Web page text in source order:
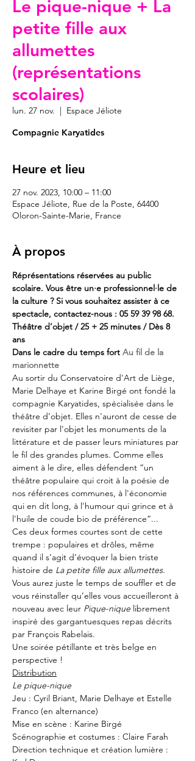
Le pique-nique + La
petite fille aux
allumettes
(représentations
scolaires)
lun. 27 nov.
  |
Espace Jéliote
Compagnie Karyatides
Heure et lieu
27 nov. 2023, 10:00 – 11:00
Espace Jéliote, Rue de la Poste, 64400
Oloron-Sainte-Marie, France
À propos
Réprésentations réservées au public
scolaire. Vous être un·e professionnel·le de
la culture ? Si vous souhaitez assister à ce
spectacle, contactez-nous : 05 59 39 98 68.
Théâtre d’objet / 25 + 25 minutes / Dès 8
ans
Dans le cadre du temps fort Au fil de la
marionnette
Au sortir du Conservatoire d'Art de Liège,
Marie Delhaye et Karine Birgé ont fondé la
compagnie Karyatides, spécialisée dans le
théâtre d’objet. Elles n'auront de cesse de
revisiter par l'objet les monuments de la
littérature et de passer leurs miniatures par
le fil des grandes plumes. Comme elles
aiment à le dire, elles défendent “un
théâtre populaire qui croit à la poésie de
nos références communes, à l'économie
qui en dit long, à l'humour qui grince et à
l'huile de coude bio de préférence”...
Ces deux formes courtes sont de cette
trempe : populaires et drôles, même
quand il s’agit d’évoquer la bien triste
histoire de La petite fille aux allumettes.
Vous aurez juste le temps de souffler et de
vous réinstaller qu’elles vous accueilleront à
nouveau avec leur Pique-nique librement
inspiré des gargantuesques repas décrits
par François Rabelais.
Une soirée pétillante et très belge en
perspective !
Distribution
Le pique-nique
Jeu : Cyril Briant, Marie Delhaye et Estelle
Franco (en alternance)
Mise en scène : Karine Birgé
Scénographie et costumes : Claire Farah
Direction technique et création lumière :